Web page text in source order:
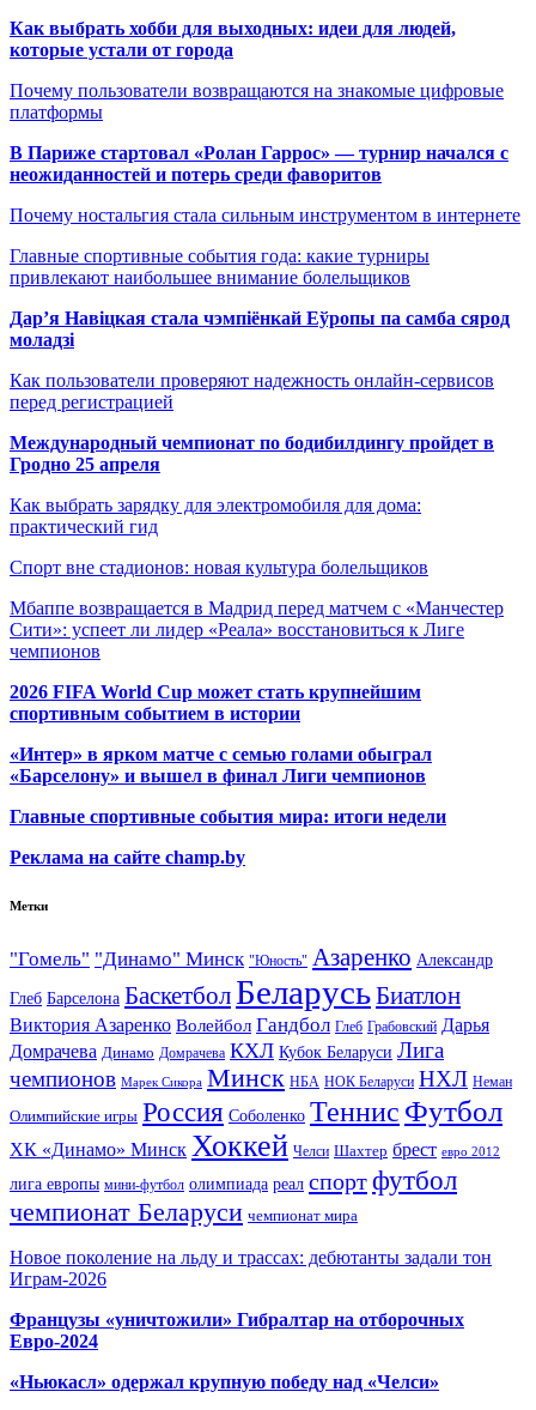
Как выбрать хобби для выходных: идеи для людей,
которые устали от города
Почему пользователи возвращаются на знакомые цифровые
платформы
В Париже стартовал «Ролан Гаррос» — турнир начался с
неожиданностей и потерь среди фаворитов
Почему ностальгия стала сильным инструментом в интернете
Главные спортивные события года: какие турниры
привлекают наибольшее внимание болельщиков
Дар’я Навіцкая стала чэмпіёнкай Еўропы па самба сярод
моладзі
Как пользователи проверяют надежность онлайн-сервисов
перед регистрацией
Международный чемпионат по бодибилдингу пройдет в
Гродно 25 апреля
Как выбрать зарядку для электромобиля для дома:
практический гид
Спорт вне стадионов: новая культура болельщиков
Мбаппе возвращается в Мадрид перед матчем с «Манчестер
Сити»: успеет ли лидер «Реала» восстановиться к Лиге
чемпионов
2026 FIFA World Cup может стать крупнейшим
спортивным событием в истории
«Интер» в ярком матче с семью голами обыграл
«Барселону» и вышел в финал Лиги чемпионов
Главные спортивные события мира: итоги недели
Реклама на сайте champ.by
Метки
"Гомель" "Динамо" Минск "Юность" Азаренко Александр
Глеб Барселона Баскетбол БеларусьБиатлон
Виктория Азаренко Волейбол Гандбол Глеб Грабовский Дарья
Домрачева Динамо Домрачева КХЛ Кубок Беларуси Лига
чемпионов Марек Сикора Минск НБА НОК Беларуси НХЛ Неман
Олимпийские игры Россия Соболенко Теннис Футбол
ХК «Динамо» Минск Хоккей Челси Шахтер брест евро 2012
лига европы мини-футбол олимпиада реал спортфутбол
чемпионат Беларуси чемпионат мира
Новое поколение на льду и трассах: дебютанты задали тон
Играм-2026
Французы «уничтожили» Гибралтар на отборочных
Евро-2024
«Ньюкасл» одержал крупную победу над «Челси»